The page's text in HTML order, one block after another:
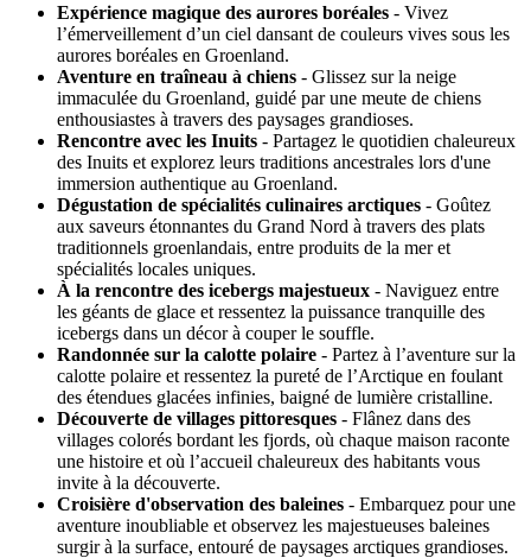
Expérience magique des aurores boréales - Vivez
l’émerveillement d’un ciel dansant de couleurs vives sous les
aurores boréales en Groenland.
Aventure en traîneau à chiens - Glissez sur la neige
immaculée du Groenland, guidé par une meute de chiens
enthousiastes à travers des paysages grandioses.
Rencontre avec les Inuits - Partagez le quotidien chaleureux
des Inuits et explorez leurs traditions ancestrales lors d'une
immersion authentique au Groenland.
Dégustation de spécialités culinaires arctiques - Goûtez
aux saveurs étonnantes du Grand Nord à travers des plats
traditionnels groenlandais, entre produits de la mer et
spécialités locales uniques.
À la rencontre des icebergs majestueux - Naviguez entre
les géants de glace et ressentez la puissance tranquille des
icebergs dans un décor à couper le souffle.
Randonnée sur la calotte polaire - Partez à l’aventure sur la
calotte polaire et ressentez la pureté de l’Arctique en foulant
des étendues glacées infinies, baigné de lumière cristalline.
Découverte de villages pittoresques - Flânez dans des
villages colorés bordant les fjords, où chaque maison raconte
une histoire et où l’accueil chaleureux des habitants vous
invite à la découverte.
Croisière d'observation des baleines - Embarquez pour une
aventure inoubliable et observez les majestueuses baleines
surgir à la surface, entouré de paysages arctiques grandioses.